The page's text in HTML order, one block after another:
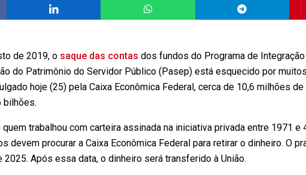
de 2019, o saque das contas dos fundos do Programa de
do Patrimônio do Servidor Público (Pasep) está esquecido por
hoje (25) pela Caixa Econômica Federal, cerca de 10,6 milhões
bilhões.
trabalhou com carteira assinada na iniciativa privada entre 1971 e
devem procurar a Caixa Econômica Federal para retirar o dinheiro. O
2025. Após essa data, o dinheiro será transferido à União.